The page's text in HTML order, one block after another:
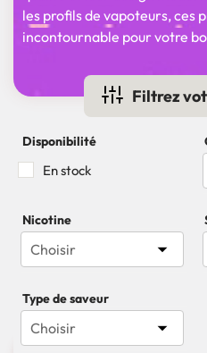
les profils de vapoteurs, ces
incontournable pour votre
Filtrez
Disponibilité
En stock
Nicotine
Choisir 
Type de saveur
Choisir 